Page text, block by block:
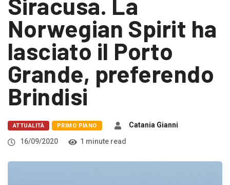
Norwegian Spirit ha
lasciato il Porto
Grande, preferendo
Brindisi
ATTUALITÀ PRIMO PIANO
Catania Gianni
16/09/2020
1 minute read